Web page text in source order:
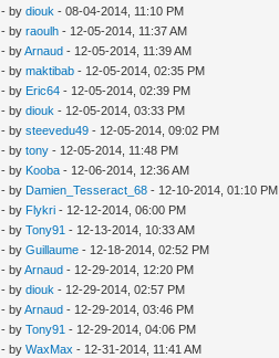
- bydiouk - 08-04-2014, 11:10 PM
- byraoulh - 12-05-2014, 11:37 AM
- byArnaud - 12-05-2014, 11:39 AM
- bymaktibab - 12-05-2014, 02:35 PM
- by Eric64 - 12-05-2014, 02:39 PM
- bydiouk - 12-05-2014, 03:33 PM
- bysteevedu49 - 12-05-2014, 09:02 PM
- bytony - 12-05-2014, 11:48 PM
- by Kooba - 12-06-2014, 12:36 AM
- by Damien_Tesseract_68 - 12-10-2014, 01:10 PM
- by Flykri - 12-12-2014, 06:00 PM
- byTony91 - 12-13-2014, 10:33 AM
- byGuillaume - 12-18-2014, 02:52 PM
- byArnaud - 12-29-2014, 12:20 PM
- bydiouk - 12-29-2014, 02:57 PM
- byArnaud - 12-29-2014, 03:46 PM
- byTony91 - 12-29-2014, 04:06 PM
- byWaxMax - 12-31-2014, 11:41 AM